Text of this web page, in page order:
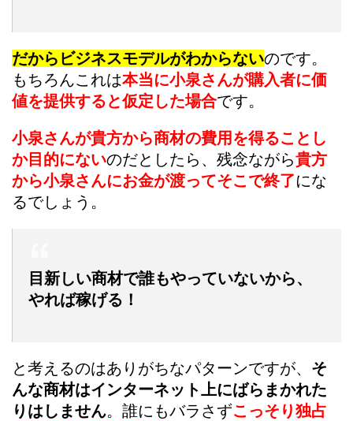
だからビジネスモデルがわからないのです。
もちろんこれは本当に小泉さんが購入者に価
値を提供すると仮定した場合です。
小泉さんが貴方から商材の費用を得ることし
か目的にないのだとしたら、残念ながら貴方
から小泉さんにお金が渡ってそこで終了にな
るでしょう。
目新しい商材で誰もやっていないから、
やれば稼げる！
と考えるのはありがちなパターンですが、 そ
んな商材はインターネット上にばらまかれた
りはしません。誰にもバラさずこっそり独占